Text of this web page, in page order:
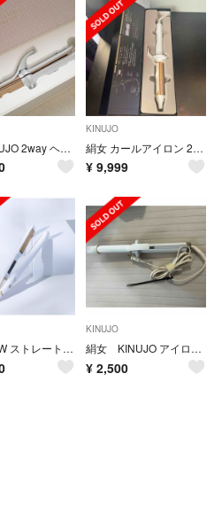
絹女 KINUJO 2way ヘアアイロン
KINUJO
絹女 カールアイロン 28mm
¥ 9,999
KINUJO W ストレートヘアアイロン black
KINUJO
絹女 KINUJO アイロン コテ ジャンク
¥ 2,500